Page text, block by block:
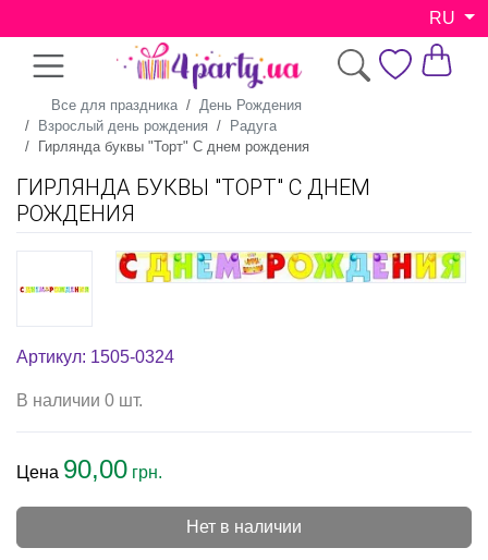
RU
Все для праздника
День Рождения
Взрослый день рождения
Радуга
Гирлянда буквы "Торт" С днем рождения
ГИРЛЯНДА БУКВЫ "ТОРТ" С ДНЕМ
РОЖДЕНИЯ
Артикул: 1505-0324
В наличии 0 шт.
Цена 90,00 грн.
Нет в наличии